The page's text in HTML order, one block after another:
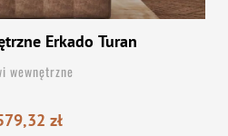
Erkado Turan
wewnętrzne
zł